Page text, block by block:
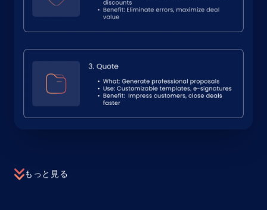
もっと見る